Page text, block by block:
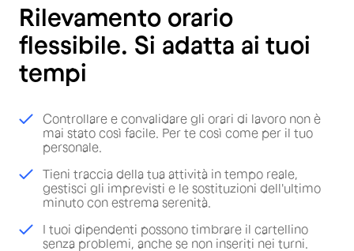
Rilevamento orario
flessibile. Si adatta ai tuoi
tempi
Controllare e convalidare gli orari di lavoro non è
mai stato così facile. Per te così come per il tuo
personale.
Tieni traccia della tua attività in tempo reale,
gestisci gli imprevisti e le sostituzioni dell'ultimo
minuto con estrema serenità.
I tuoi dipendenti possono timbrare il cartellino
senza problemi, anche se non inseriti nei turni.